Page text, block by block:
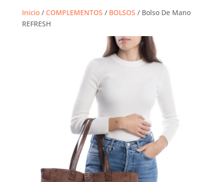
Inicio/ COMPLEMENTOS / BOLSOS / Bolso De Mano
REFRESH